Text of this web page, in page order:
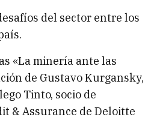
del sector entre los
«La minería ante las
de Gustavo Kurgansky,
Tinto, socio de
& Assurance de Deloitte